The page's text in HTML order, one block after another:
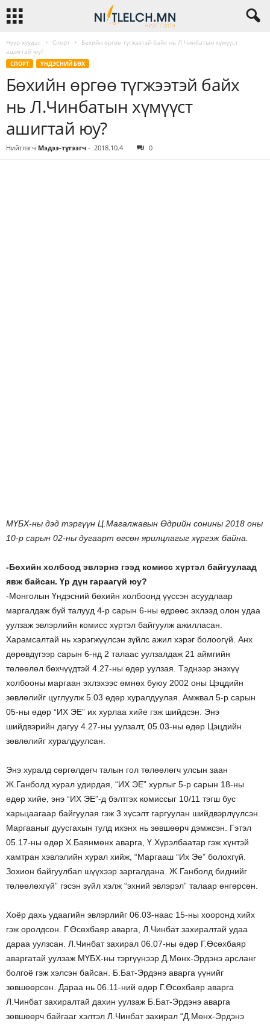
Нүүр хуудас Спорт
Бөхийн өргөө түгжээтэй байх нь Л.Чинбатын хүмүүст
ашигтай юу?
СПОРТ ҮНДЭСНИЙ БӨХ
Бөхийн өргөө түгжээтэй байх
нь Л.Чинбатын хүмүүст
ашигтай юу?
Нийтлэгч Мэдээ-түгээгч - 2018.10.4 0
МҮБХ-ны дэд тэргүүн Ц.Магалжавын Өдрийн сонины 2018 оны
10-р сарын 02-ны дугаарт өгсөн ярилцлагыг хүргэж байна.
-Бөхийн холбоод эвлэрнэ гээд комисс хүртэл байгуулаад
явж байсан. Үр дүн гараагүй юу?
-Монголын Үндэсний бөхийн холбоонд үүссэн асуудлаар
маргалдаж буй талууд 4-р сарын 6-ны өдрөөс эхлээд олон удаа
уулзаж эвлэрлийн комисс хүртэл байгуулж ажилласан.
Харамсалтай нь хэрэгжүүлсэн зүйлс ажил хэрэг болоогүй. Анх
дөрөвдүгээр сарын 6-нд 2 талаас уулзалдаж 21 аймгийн
төлөөлөл бөхчүүдтэй 4.27-ны өдөр уулзая. Тэднээр энэхүү
холбооны маргаан эхлэхээс өмнөх буюу 2002 оны Цэцдийн
зөвлөлийг цуглуулж 5.03 өдөр хуралдуулая. Амжвал 5-р сарын
05-ны өдөр “ИХ ЭЕ” их хурлаа хийе гэж шийдсэн. Энэ
шийдвэрийн дагуу 4.27-ны уулзалт, 05.03-ны өдөр Цэцдийн
зөвлөлийг хуралдуулсан.
Энэ хуралд сөргөлдөгч талын гол төлөөлөгч улсын заан
Ж.Ганболд хурал удирдая, “ИХ ЭЕ” хурлыг 5-р сарын 18-ны
өдөр хийе, энэ “ИХ ЭЕ”-д бэлтгэх комиссыг 10/11 тэгш бус
харьцаагаар байгуулая гэж 3 хүсэлт гаргуулан шийдвэрлүүлсэн.
Маргааныг дуусгахын тулд ихэнх нь зөвшөөрч дэмжсэн. Гэтэл
05.17-ны өдөр Х.Баянмөнх аварга, Ү.Хүрэлбаатар гэж хүнтэй
хамтран хэвлэлийн хурал хийж, “Маргааш “Их Эе” болохгүй.
Зохион байгуулбал шүүхээр заргалдана. Ж.Ганболд биднийг
төлөөлөхгүй” гэсэн зүйл хэлж “эхний эвлэрэл” талаар өнгөрсөн.
Хоёр дахь удаагийн эвлэрлийг 06.03-наас 15-ны хооронд хийх
гэж оролдсон. Г.Өсөхбаяр аварга, Л.Чинбат захиралтай удаа
дараа уулзсан. Л.Чинбат захирал 06.07-ны өдөр Г.Өсөхбаяр
аваргатай уулзаж МҮБХ-ны тэргүүнээр Д.Мөнх-Эрдэнэ арсланг
болгоё гэж хэлсэн байсан. Б.Бат-Эрдэнэ аварга үүнийг
зөвшөөрсөн. Дараа нь 06.11-ний өдөр Г.Өсөхбаяр аварга
Л.Чинбат захиралтай дахин уулзаж Б.Бат-Эрдэнэ аварга
зөвшөөрч байгааг хэлтэл Л.Чинбат захирал “Д.Мөнх-Эрдэнэ